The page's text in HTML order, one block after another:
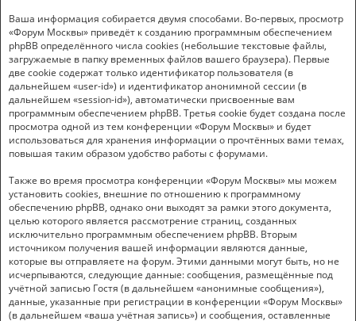
Ваша информация собирается двумя способами. Во-первых, просмотр
«Форум Москвы» приведёт к созданию программным обеспечением
phpBB определённого числа cookies (небольшие текстовые файлы,
загружаемые в папку временных файлов вашего браузера). Первые
две cookie содержат только идентификатор пользователя (в
дальнейшем «user-id») и идентификатор анонимной сессии (в
дальнейшем «session-id»), автоматически присвоенные вам
программным обеспечением phpBB. Третья cookie будет создана после
просмотра одной из тем конференции «Форум Москвы» и будет
использоваться для хранения информации о прочтённых вами темах,
повышая таким образом удобство работы с форумами.
Также во время просмотра конференции «Форум Москвы» мы можем
установить cookies, внешние по отношению к программному
обеспечению phpBB, однако они выходят за рамки этого документа,
целью которого является рассмотрение страниц, созданных
исключительно программным обеспечением phpBB. Вторым
источником получения вашей информации являются данные,
которые вы отправляете на форум. Этими данными могут быть, но не
исчерпываются, следующие данные: сообщения, размещённые под
учётной записью Гостя (в дальнейшем «анонимные сообщения»),
данные, указанные при регистрации в конференции «Форум Москвы»
(в дальнейшем «ваша учётная запись») и сообщения, оставленные